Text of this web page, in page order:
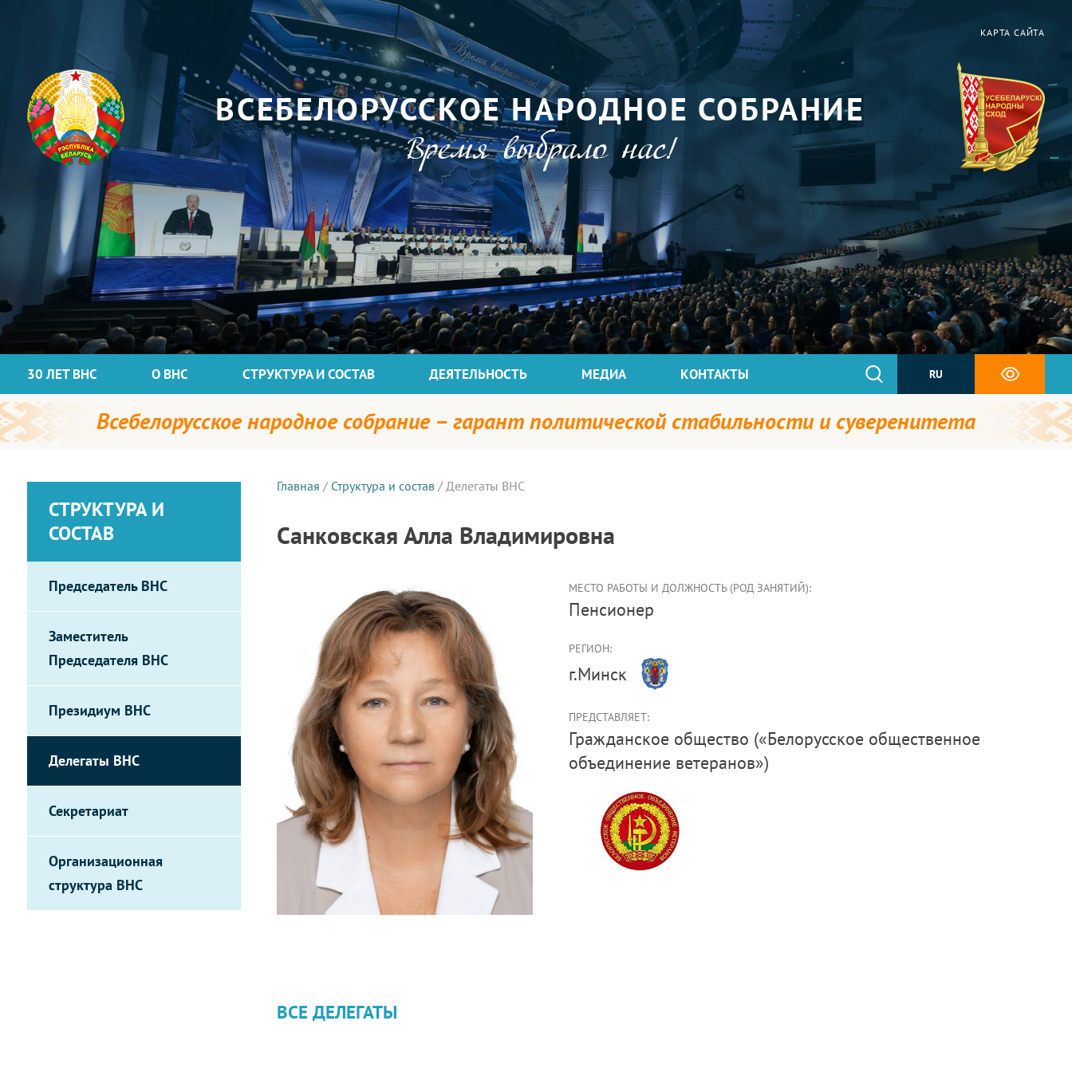
КАРТА САЙТА
ВСЕБЕЛОРУССКОЕ НАРОДНОЕ СОБРАНИЕ
Время выбрало нас!
30 ЛЕТ ВНС О ВНС СТРУКТУРА И СОСТАВ ДЕЯТЕЛЬНОСТЬ МЕДИА КОНТАКТЫ RU
Всебелорусское народное собрание – гарант политической стабильности и суверенитета
СТРУКТУРА И
СОСТАВ
Председатель ВНС
Заместитель
Председателя ВНС
Президиум ВНС
Делегаты ВНС
Секретариат
Организационная
структура ВНС
Главная / Структура и состав / Делегаты ВНС
Санковская Алла Владимировна
МЕСТО РАБОТЫ И ДОЛЖНОСТЬ (РОД ЗАНЯТИЙ):
пенсионер
РЕГИОН:
г.Минск
ПРЕДСТАВЛЯЕТ:
Гражданское общество («Белорусское общественное
объединение ветеранов»)
ВСЕ ДЕЛЕГАТЫ